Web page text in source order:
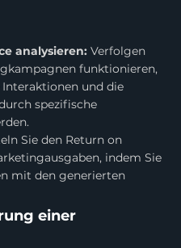
analysieren: Verfolgen
funktionieren,
und die
spezifische
Sie den Return on
indem Sie
mit den generierten
einer